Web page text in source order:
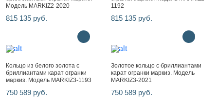
Модель MARKIZ2-2020
815 135 руб.
1192
815 135 руб.
Кольцо из белого золота с
бриллиантами карат огранки
маркиз. Модель MARKIZ3-1193
750 589 руб.
Золотое кольцо с бриллиантами
карат огранки маркиз. Модель
MARKIZ3-2021
750 589 руб.